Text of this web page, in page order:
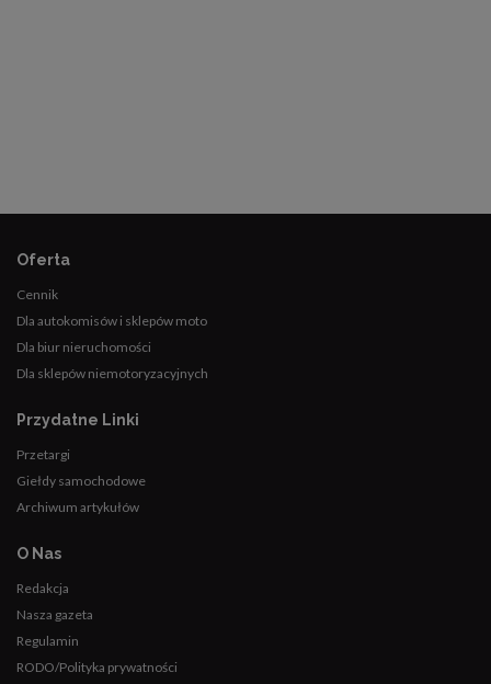
Oferta
Cennik
Dla autokomisów i sklepów moto
Dla biur nieruchomości
Dla sklepów niemotoryzacyjnych
Przydatne Linki
Przetargi
Giełdy samochodowe
Archiwum artykułów
O Nas
Redakcja
Nasza gazeta
Regulamin
RODO/Polityka prywatności